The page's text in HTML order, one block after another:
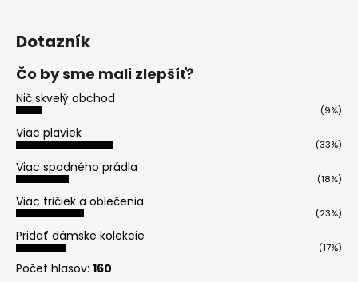
Dotazník
Čo by sme mali zlepšíť?
Nič skvelý obchod
(9%)
Viac plaviek
(33%)
Viac spodného prádla
(18%)
Viac tričiek a oblečenia
(23%)
Pridať dámske kolekcie
(17%)
Počet hlasov: 160